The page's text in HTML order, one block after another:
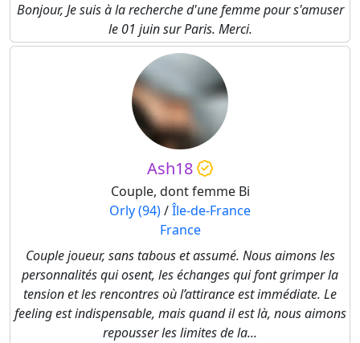
Bonjour, Je suis à la recherche d'une femme pour s'amuser
le 01 juin sur Paris. Merci.
Ash18
Couple, dont femme Bi
Orly (94)/Île-de-France
France
Couple joueur, sans tabous et assumé. Nous aimons les
personnalités qui osent, les échanges qui font grimper la
tension et les rencontres où l’attirance est immédiate. Le
feeling est indispensable, mais quand il est là, nous aimons
repousser les limites de la...